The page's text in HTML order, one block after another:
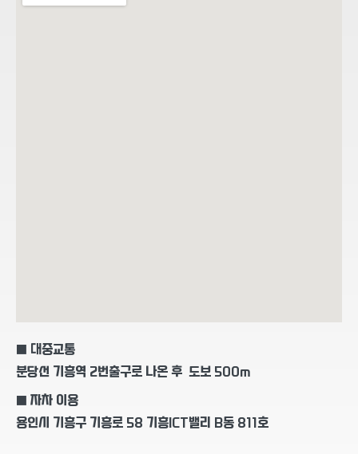
■ 대중교통
분당선 기흥역 2번출구로 나온 후 도보 500m
■ 자차 이용
용인시 기흥구 기흥로 58 기흥ICT밸리 B동 811호